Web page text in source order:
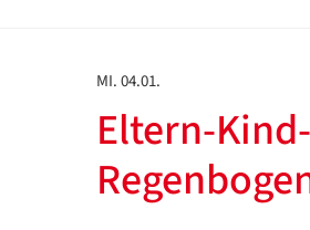
MI. 04.01.
Eltern-